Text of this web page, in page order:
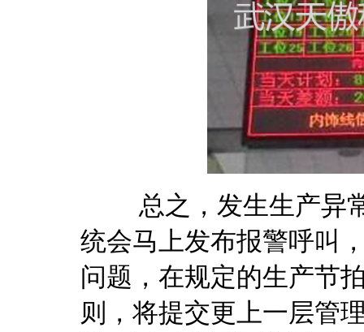
总之，发生生产异常
统会马上发布报警呼叫
问题，在规定的生产节
则，将提交更上一层管